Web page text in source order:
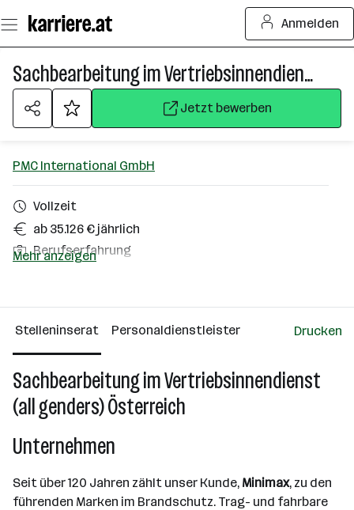
Seiteninhalt
springen
Anmelden
Sachbearbeitung im Vertriebsinnendienst (all genders) Österreich
Jetzt bewerben
PMC International GmbH
Vollzeit
ab 35.126 € jährlich
Berufserfahrung
Über das Unternehmen
Wien
Mehr anzeigen
Stelleninserat Personaldienstleister Drucken
Sachbearbeitung im Vertriebsinnendienst
(all genders) Österreich
Unternehmen
Seit über 120 Jahren zählt unser Kunde, Minimax, zu den
führenden Marken im Brandschutz. Trag- und fahrbare